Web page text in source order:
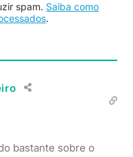
spam. Saiba como
.
bastante sobre o